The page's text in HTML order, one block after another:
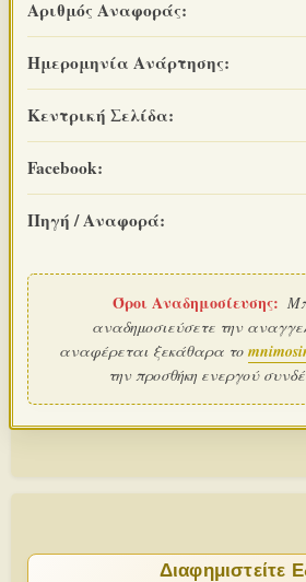
Αριθμός Αναφοράς:
Ημερομηνία Ανάρτησης:
Κεντρική Σελίδα:
Facebook:
Πηγή / Αναφορά:
Όροι Αναδημοσίευσης:
αναδημοσιεύσετε την
αναφέρεται ξεκάθαρα το
την προσθήκη ενεργού
Διαφημιστείτε